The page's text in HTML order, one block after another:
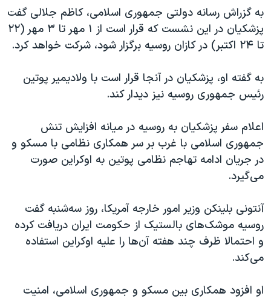
قانون شفافیت دارائی کادر رهبری ایران
اعتراضات مردمی آبان ۹۸
اسرائیل در جنگ
نرگس محمدی برنده جایزه نوبل صلح
همایش محافظه‌کاران آمریکا «سی‌پک»
سفر پرزیدنت ترامپ به چین
به گزراش رسانه دولتی جمهوری اسلامی، کاظم جلالی گفت
پزشکیان در این نشست که قرار است از ۱ مهر تا ۳ مهر (۲۲
تا ۲۴ اکتبر) در کازان روسیه برگزار شود، شرکت خواهد کرد.
به گفته او، پزشکیان در آنجا قرار است با ولادیمیر پوتین
رئیس جمهوری روسیه نیز دیدار کند.
اعلام سفر پزشکیان به روسیه در میانه افزایش تنش
جمهوری اسلامی با غرب بر سر همکاری نظامی با مسکو و
در جریان ادامه تهاجم نظامی پوتین به اوکراین صورت
می‌گیرد.
آنتونی بلینکن وزیر امور خارجه آمریکا، روز سه‌شنبه گفت
روسیه موشک‌های بالستیک از حکومت ایران دریافت کرده
و احتمالا ظرف چند هفته آن‌ها را علیه اوکراین استفاده
می‌کند.
او افزود همکاری بین مسکو و جمهوری اسلامی، امنیت